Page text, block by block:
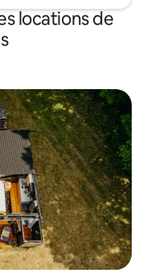
locations de